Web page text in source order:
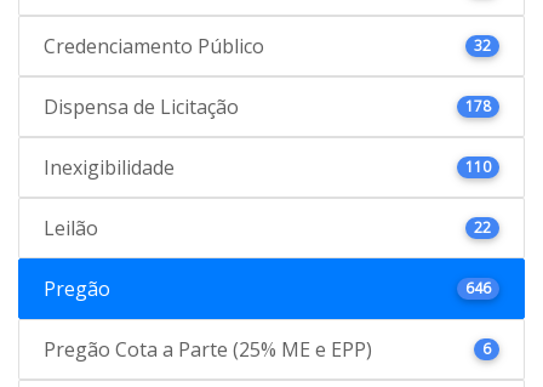
Credenciamento Público 32
Dispensa de Licitação 178
Inexigibilidade 110
Leilão 22
Pregão 646
Pregão Cota a Parte (25% ME e EPP) 6